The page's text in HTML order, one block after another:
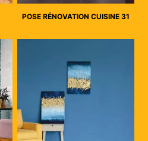
POSE RÉNOVATION CUISINE 31